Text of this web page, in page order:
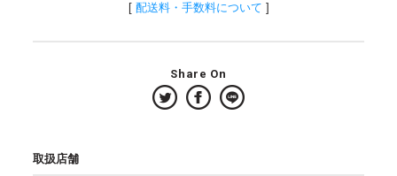
[ 配送料・手数料について ]
Share On
取扱店舗